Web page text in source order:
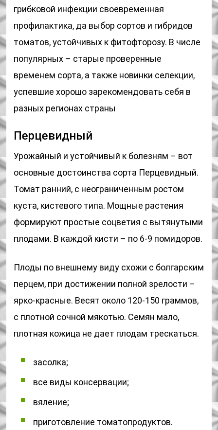
грибковой инфекции своевременная
профилактика, да выбор сортов и гибридов
томатов, устойчивых к фитофторозу. В числе
популярных – старые проверенные
временем сорта, а также новинки селекции,
успевшие хорошо зарекомендовать себя в
разных регионах страны
Перцевидный
Урожайный и устойчивый к болезням – вот
основные достоинства сорта Перцевидный.
Томат ранний, с неограниченным ростом
куста, кистевого типа. Мощные растения
формируют простые соцветия с вытянутыми
плодами. В каждой кисти – по 6-9 помидоров.
Плоды по внешнему виду схожи с болгарским
перцем, при достижении полной зрелости –
ярко-красные. Весят около 120-150 граммов,
с плотной сочной мякотью. Семян мало,
плотная кожица не дает плодам трескаться.
засолка;
все виды консервации;
вяление;
приготовление томатопродуктов.